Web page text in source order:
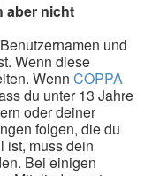
aber nicht
und
Wenn diese
Wenn COPPA
du unter 13 Jahre
oder deiner
folgen, die du
ist, muss dein
Bei einigen